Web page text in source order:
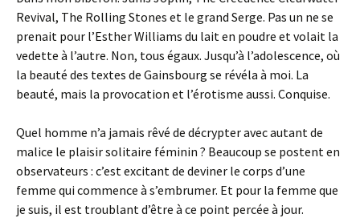
Revival, The Rolling Stones et le grand Serge. Pas un ne se
prenait pour l’Esther Williams du lait en poudre et volait la
vedette à l’autre. Non, tous égaux. Jusqu’à l’adolescence, où
la beauté des textes de Gainsbourg se révéla à moi. La
beauté, mais la provocation et l’érotisme aussi. Conquise.
Quel homme n’a jamais rêvé de décrypter avec autant de
malice le plaisir solitaire féminin ? Beaucoup se postent en
observateurs : c’est excitant de deviner le corps d’une
femme qui commence à s’embrumer. Et pour la femme que
je suis, il est troublant d’être à ce point percée à jour.